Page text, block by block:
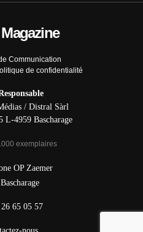
Communication
de confidentialité
/ Distral Sàrl
L-4959 Bascharage
exemplaires
OP Zaemer
65 05 57